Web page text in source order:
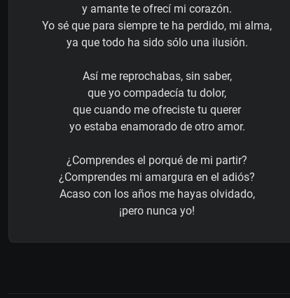
y amante te ofrecí mi corazón.
Yo sé que para siempre te ha perdido, mi alma,
ya que todo ha sido sólo una ilusión.
Así me reprochabas, sin saber,
que yo compadecía tu dolor,
que cuando me ofreciste tu querer
yo estaba enamorado de otro amor.
¿Comprendes el porqué de mi partir?
¿Comprendes mi amargura en el adiós?
Acaso con los años me hayas olvidado,
¡pero nunca yo!